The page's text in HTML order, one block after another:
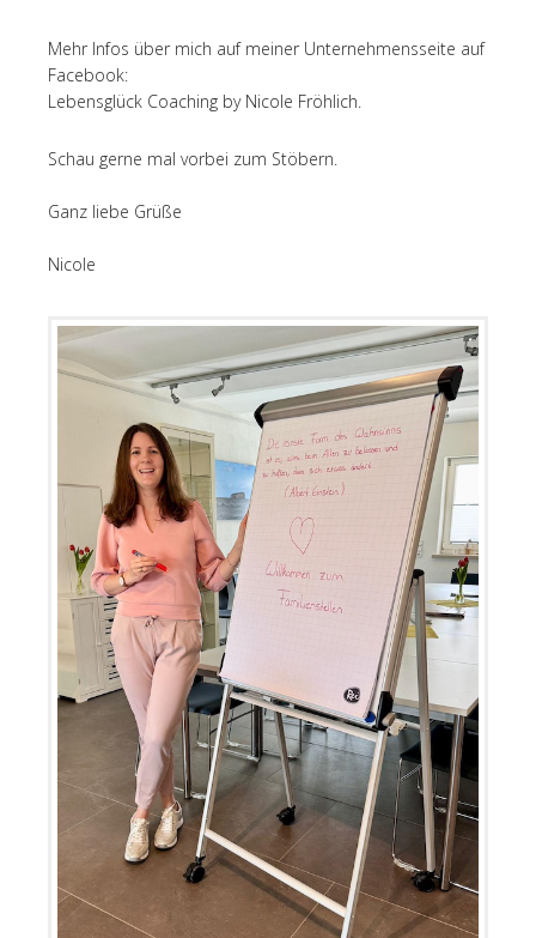
Mehr Infos über mich auf meiner Unternehmensseite auf
Facebook:
Lebensglück Coaching by Nicole Fröhlich.
Schau gerne mal vorbei zum Stöbern.
Ganz liebe Grüße
Nicole